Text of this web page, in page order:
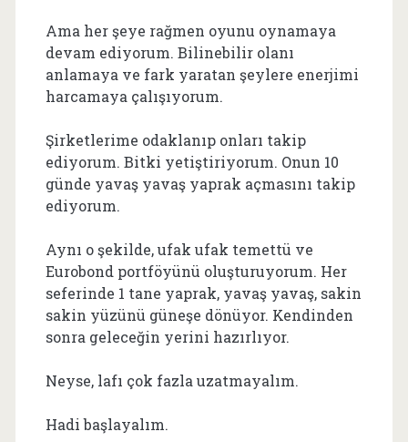
Ama her şeye rağmen oyunu oynamaya
devam ediyorum. Bilinebilir olanı
anlamaya ve fark yaratan şeylere enerjimi
harcamaya çalışıyorum.
Şirketlerime odaklanıp onları takip
ediyorum. Bitki yetiştiriyorum. Onun 10
günde yavaş yavaş yaprak açmasını takip
ediyorum.
Aynı o şekilde, ufak ufak temettü ve
Eurobond portföyünü oluşturuyorum. Her
seferinde 1 tane yaprak, yavaş yavaş, sakin
sakin yüzünü güneşe dönüyor. Kendinden
sonra geleceğin yerini hazırlıyor.
Neyse, lafı çok fazla uzatmayalım.
Hadi başlayalım.